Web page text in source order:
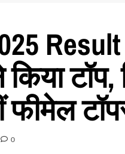
टॉप,
फीमेल
0